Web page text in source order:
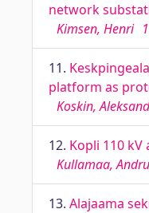
network
Kimsen, Henri
11.
platform as
Koskin,
12. Kopli 110
Kullamaa,
13. Alajaama